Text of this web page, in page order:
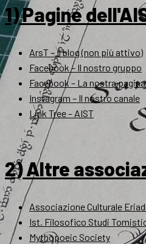
1) Pagine
ArsT – Il blog (non più attivo)
Facebook – Il nostro gruppo
Facebook – La nostra pagina
Instagram – Il nostro canale
Link Tree – AIST
2) Altre
Associazione Culturale
Ist. Filosofico Studi
Mythopoeic Society